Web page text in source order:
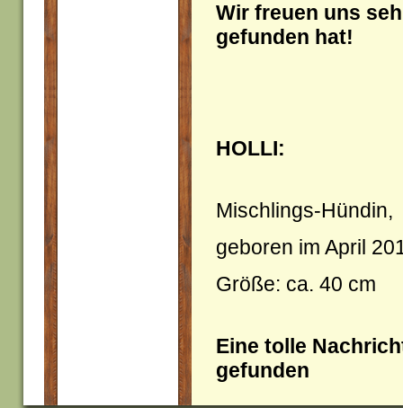
Wir freuen uns
gefunden hat!
HOLLI:
Mischlings-Hündin,
geboren im April
Größe: ca. 40 cm
Eine tolle
gefunden